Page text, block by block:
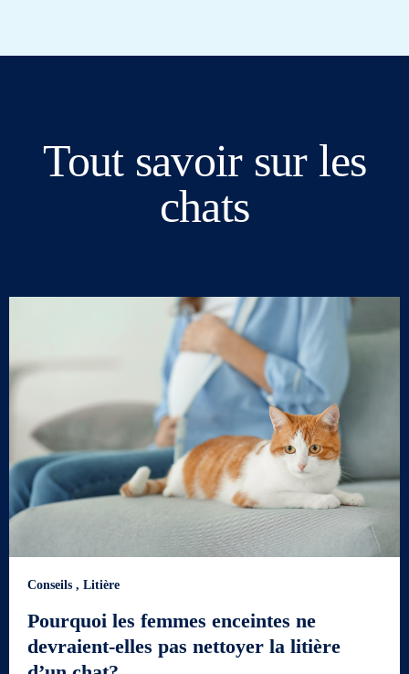
Tout savoir sur les
chats
Conseils , Litière
Pourquoi les femmes enceintes ne
devraient-elles pas nettoyer la litière